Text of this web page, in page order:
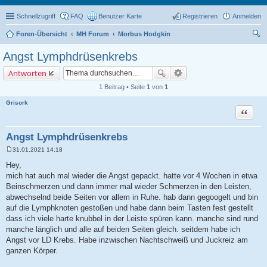
Schnellzugriff FAQ Benutzer Karte Anmelden
Registrieren
Foren-Übersicht MH Forum
Morbus Hodgkin
Angst Lymphdrüsenkrebs
Antworten
1 Beitrag • Seite 1 von 1
Grisork
Angst Lymphdrüsenkrebs
Zitat
i
t
a
g
31.01.2021 14:18
Hey,
mich hat auch mal wieder die Angst gepackt. hatte vor 4 Wochen in etwa
Beinschmerzen und dann immer mal wieder Schmerzen in den Leisten,
abwechselnd beide Seiten vor allem in Ruhe. hab dann gegoogelt und bin
auf die Lymphknoten gestoßen und habe dann beim Tasten fest gestellt
dass ich viele harte knubbel in der Leiste spüren kann. manche sind rund
manche länglich und alle auf beiden Seiten gleich. seitdem habe ich
Angst vor LD Krebs. Habe inzwischen Nachtschweiß und Juckreiz am
ganzen Körper.